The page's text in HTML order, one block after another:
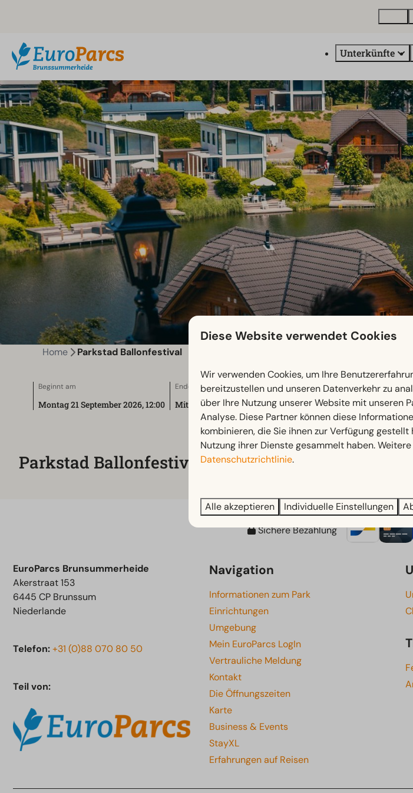
Unterkünfte
Home Parkstad Ballonfestival
Beginnt am
Montag 21 September 2026, 12:00
Endet am
Mittwoch 23 September 2026, 22:00
Parkstad Ballonfestival
Sichere Bezahlung
EuroParcs Brunsummerheide
Akerstraat 153
6445 CP Brunssum
Niederlande
Telefon:+31 (0)88 070 80 50
Teil von:
Navigation
Informationen zum Park
Einrichtungen
Umgebung
Mein EuroParcs LogIn
Vertrauliche Meldung
Kontakt
Die Öffnungszeiten
Karte
Business & Events
StayXL
Erfahrungen auf Reisen
Diese Website verwendet Cookies
Wir verwenden Cookies, um Ihre
bereitzustellen und unseren Datenverkehr zu
über Ihre Nutzung unserer Website mit unseren
Analyse. Diese Partner können diese
kombinieren, die Sie ihnen zur Verfügung
Nutzung ihrer Dienste gesammelt haben.
Datenschutzrichtlinie.
Alle akzeptieren Individuelle Einstellungen